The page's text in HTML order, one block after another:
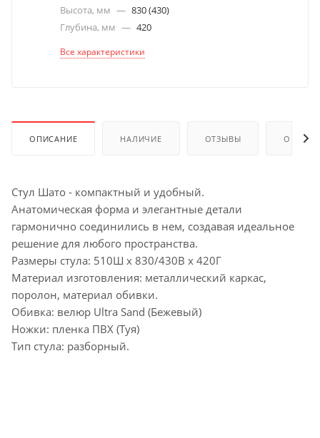
Высота, мм — 830 (430)
Глубина, мм — 420
Все характеристики
ОПИСАНИЕ НАЛИЧИЕ ОТЗЫВЫ ОПЛАТА
Стул Шато - компактный и удобный.
Анатомическая форма и элегантные детали
гармонично соединились в нем, создавая идеальное
решение для любого пространства.
Размеры стула: 510Ш х 830/430В х 420Г
Материал изготовления: металлический каркас,
поролон, материал обивки.
Обивка: велюр Ultra Sand (Бежевый)
Ножки: пленка ПВХ (Туя)
Тип стула: разборный.